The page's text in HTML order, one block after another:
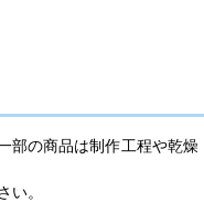
の商品は制作工程や乾
い。